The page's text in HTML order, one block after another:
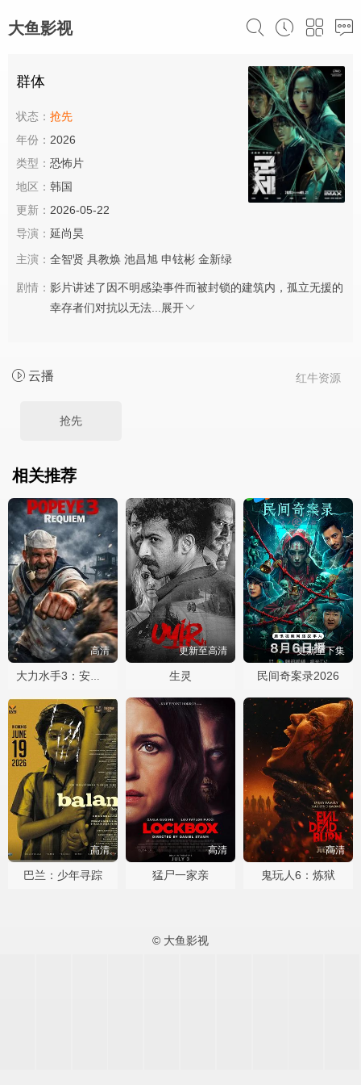
大鱼影视
群体
状态： 抢先
年份： 2026
类型： 恐怖片
地区： 韩国
更新： 2026-05-22
导演： 延尚昊
主演： 全智贤 具教焕 池昌旭 申铉彬 金新绿
剧情： 影片讲述了因不明感染事件而被封锁的建筑内，孤立无援的
幸存者们对抗以无法...
展开
红牛资源
云播
抢先
相关推荐
高清
大力水手3：安魂曲
更新至高清
生灵
更新至下集
民间奇案录2026
高清
巴兰：少年寻踪
高清
猛尸一家亲
高清
鬼玩人6：炼狱
© 大鱼影视